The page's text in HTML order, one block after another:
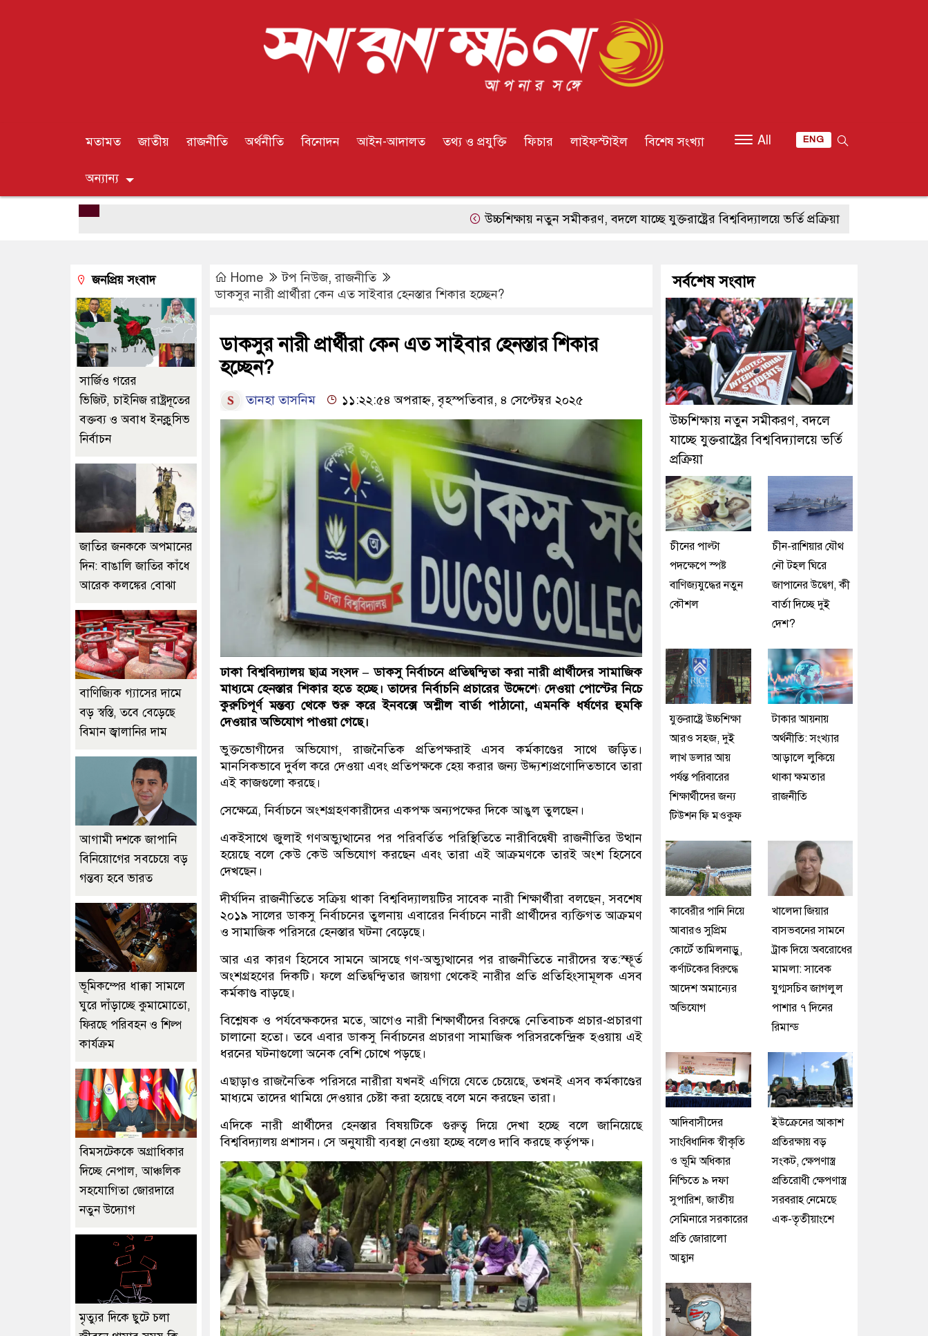
মতামত জাতীয় রাজনীতি অর্থনীতি বিনোদন আইন-আদালত তথ্য ও প্রযুক্তি ফিচার লাইফস্টাইল বিশেষ সংখ্যা
অন্যান্য
All ENG
উচ্চশিক্ষায় নতুন সমীকরণ, বদলে যাচ্ছে যুক্তরাষ্ট্রের বিশ্ববিদ্যালয়ে ভর্তি প্রক্রিয়া চীনের পাল্টা পদক্ষেপে
Home টপ নিউজ,রাজনীতি
ডাকসুর নারী প্রার্থীরা কেন এত সাইবার হেনস্তার শিকার হচ্ছেন?
ডাকসুর নারী প্রার্থীরা কেন এত সাইবার হেনস্তার শিকার
হচ্ছেন?
তানহা তাসনিম ১১:২২:৫৪ অপরাহ্ন, বৃহস্পতিবার, ৪ সেপ্টেম্বর ২০২৫
ঢাকা বিশ্ববিদ্যালয় ছাত্র সংসদ – ডাকসু নির্বাচনে প্রতিদ্বন্দ্বিতা করা নারী প্রার্থীদের সামাজিক
মাধ্যমে হেনস্তার শিকার হতে হচ্ছে। তাদের নির্বাচনি প্রচারের উদ্দেশ্যে দেওয়া পোস্টের নিচে
কুরুচিপূর্ণ মন্তব্য থেকে শুরু করে ইনবক্সে অশ্লীল বার্তা পাঠানো, এমনকি ধর্ষণের হুমকি
দেওয়ার অভিযোগ পাওয়া গেছে।
ভুক্তভোগীদের অভিযোগ, রাজনৈতিক প্রতিপক্ষরাই এসব কর্মকাণ্ডের সাথে জড়িত।
মানসিকভাবে দুর্বল করে দেওয়া এবং প্রতিপক্ষকে হেয় করার জন্য উদ্দ্যশ্যপ্রণোদিতভাবে তারা
এই কাজগুলো করছে।
সেক্ষেত্রে, নির্বাচনে অংশগ্রহণকারীদের একপক্ষ অন্যপক্ষের দিকে আঙুল তুলছেন।
একইসাথে জুলাই গণঅভ্যুত্থানের পর পরিবর্তিত পরিস্থিতিতে নারীবিদ্বেষী রাজনীতির উত্থান
হয়েছে বলে কেউ কেউ অভিযোগ করছেন এবং তারা এই আক্রমণকে তারই অংশ হিসেবে
দেখছেন।
দীর্ঘদিন রাজনীতিতে সক্রিয় থাকা বিশ্ববিদ্যালয়টির সাবেক নারী শিক্ষার্থীরা বলছেন, সবশেষ
২০১৯ সালের ডাকসু নির্বাচনের তুলনায় এবারের নির্বাচনে নারী প্রার্থীদের ব্যক্তিগত আক্রমণ
ও সামাজিক পরিসরে হেনস্তার ঘটনা বেড়েছে।
আর এর কারণ হিসেবে সামনে আসছে গণ-অভ্যুত্থানের পর রাজনীতিতে নারীদের স্বত:স্ফূর্ত
অংশগ্রহণের দিকটি। ফলে প্রতিদ্বন্দ্বিতার জায়গা থেকেই নারীর প্রতি প্রতিহিংসামূলক এসব
কর্মকাণ্ড বাড়ছে।
বিশ্লেষক ও পর্যবেক্ষকদের মতে, আগেও নারী শিক্ষার্থীদের বিরুদ্ধে নেতিবাচক প্রচার-প্রচারণা
চালানো হতো। তবে এবার ডাকসু নির্বাচনের প্রচারণা সামাজিক পরিসরকেন্দ্রিক হওয়ায় এই
ধরনের ঘটনাগুলো অনেক বেশি চোখে পড়ছে।
এছাড়াও রাজনৈতিক পরিসরে নারীরা যখনই এগিয়ে যেতে চেয়েছে, তখনই এসব কর্মকাণ্ডের
মাধ্যমে তাদের থামিয়ে দেওয়ার চেষ্টা করা হয়েছে বলে মনে করছেন তারা।
এদিকে নারী প্রার্থীদের হেনস্তার বিষয়টিকে গুরুত্ব দিয়ে দেখা হচ্ছে বলে জানিয়েছে
বিশ্ববিদ্যালয় প্রশাসন। সে অনুযায়ী ব্যবস্থা নেওয়া হচ্ছে বলেও দাবি করছে কর্তৃপক্ষ।
জনপ্রিয় সংবাদ
সার্জিও গরের
ভিজিট, চাইনিজ রাষ্ট্রদূতের
বক্তব্য ও অবাধ ইনক্লুসিভ
নির্বাচন
জাতির জনককে অপমানের
দিন: বাঙালি জাতির কাঁধে
আরেক কলঙ্কের বোঝা
বাণিজ্যিক গ্যাসের দামে
বড় স্বস্তি, তবে বেড়েছে
বিমান জ্বালানির দাম
আগামী দশকে জাপানি
বিনিয়োগের সবচেয়ে বড়
গন্তব্য হবে ভারত
ভূমিকম্পের ধাক্কা সামলে
ঘুরে দাঁড়াচ্ছে কুমামোতো,
ফিরছে পরিবহন ও শিল্প
কার্যক্রম
বিমসটেককে অগ্রাধিকার
দিচ্ছে নেপাল, আঞ্চলিক
সহযোগিতা জোরদারে
নতুন উদ্যোগ
মৃত্যুর দিকে ছুটে চলা
সর্বশেষ সংবাদ
উচ্চশিক্ষায় নতুন সমীকরণ, বদলে
যাচ্ছে যুক্তরাষ্ট্রের বিশ্ববিদ্যালয়ে ভর্তি
প্রক্রিয়া
চীনের পাল্টা
পদক্ষেপে স্পষ্ট
বাণিজ্যযুদ্ধের নতুন
কৌশল
চীন-রাশিয়ার যৌথ
নৌ টহল ঘিরে
জাপানের উদ্বেগ, কী
বার্তা দিচ্ছে দুই
দেশ?
যুক্তরাষ্ট্রে উচ্চশিক্ষা
আরও সহজ, দুই
লাখ ডলার আয়
পর্যন্ত পরিবারের
শিক্ষার্থীদের জন্য
টিউশন ফি মওকুফ
টাকার আয়নায়
অর্থনীতি: সংখ্যার
আড়ালে লুকিয়ে
থাকা ক্ষমতার
রাজনীতি
কাবেরীর পানি নিয়ে
আবারও সুপ্রিম
কোর্টে তামিলনাড়ু,
কর্ণাটকের বিরুদ্ধে
আদেশ অমান্যের
অভিযোগ
খালেদা জিয়ার
বাসভবনের সামনে
ট্রাক দিয়ে অবরোধের
মামলা: সাবেক
যুগ্মসচিব জাগলুল
পাশার ৭ দিনের
রিমান্ড
আদিবাসীদের
সাংবিধানিক স্বীকৃতি
ও ভূমি অধিকার
নিশ্চিতে ৯ দফা
সুপারিশ, জাতীয়
সেমিনারে সরকারের
প্রতি জোরালো
আহ্বান
ইউক্রেনের আকাশ
প্রতিরক্ষায় বড়
সংকট, ক্ষেপণাস্ত্র
প্রতিরোধী ক্ষেপণাস্ত্র
সরবরাহ নেমেছে
এক-তৃতীয়াংশে